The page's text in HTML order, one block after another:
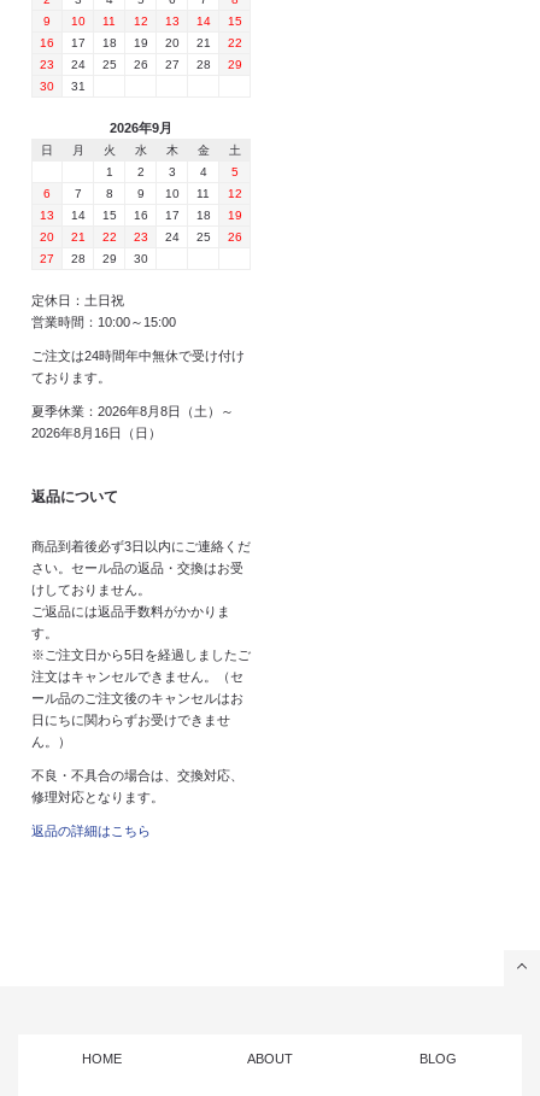
9
10 11 12 13 14
15
16
17 18 19 20 21
22
23
24 25 26 27 28
29
30
31
2026年9月
日 月 火 水 木 金
土
1
2 3 4
5
6
7 8 9 10 11
12
13
14 15 16 17 18
19
20
21 22 23 24 25
26
27
28 29 30
定休日：土日祝
営業時間：10:00～15:00
ご注文は24時間年中無休で受け付け
ております。
夏季休業：2026年8月8日（土）～
2026年8月16日（日）
返品について
商品到着後必ず3日以内にご連絡くだ
さい。セール品の返品・交換はお受
けしておりません。
ご返品には返品手数料がかかりま
す。
※ご注文日から5日を経過しましたご
注文はキャンセルできません。（セ
ール品のご注文後のキャンセルはお
日にちに関わらずお受けできませ
ん。）
不良・不具合の場合は、交換対応、
修理対応となります。
返品の詳細はこちら
HOME ABOUT BLOG